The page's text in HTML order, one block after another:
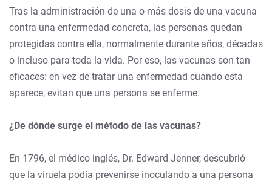
Tras la administración de una o más dosis de una vacuna
contra una enfermedad concreta, las personas quedan
protegidas contra ella, normalmente durante años, décadas
o incluso para toda la vida. Por eso, las vacunas son tan
eficaces: en vez de tratar una enfermedad cuando esta
aparece, evitan que una persona se enferme.
¿De dónde surge el método de las vacunas?
En 1796, el médico inglés, Dr. Edward Jenner, descubrió
que la viruela podía prevenirse inoculando a una persona